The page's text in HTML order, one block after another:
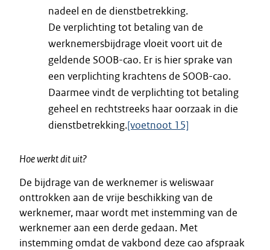
nadeel en de dienstbetrekking.
De verplichting tot betaling van de
werknemersbijdrage vloeit voort uit de
geldende SOOB-cao. Er is hier sprake van
een verplichting krachtens de SOOB-cao.
Daarmee vindt de verplichting tot betaling
geheel en rechtstreeks haar oorzaak in die
dienstbetrekking.[voetnoot 15]
Hoe werkt dit uit?
De bijdrage van de werknemer is weliswaar
onttrokken aan de vrije beschikking van de
werknemer, maar wordt met instemming van de
werknemer aan een derde gedaan. Met
instemming omdat de vakbond deze cao afspraak